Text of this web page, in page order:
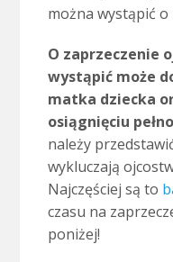
można wystąpić
O zaprzeczenie
wystąpić może
matka dziecka
osiągnięciu
należy
wykluczają
Najczęściej są to
czasu na
poniżej!